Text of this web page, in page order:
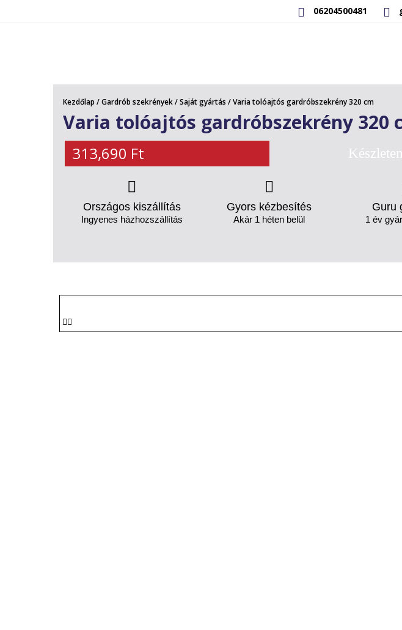
06204500481
Kezdőlap /Gardrób szekrények/Saját gyártás / Varia tolóajtós gardróbszekrény 320 cm
Varia tolóajtós gardróbszekrény 320
313,690 Ft Készleten
Országos kiszállítás
Ingyenes házhozszállítás
Gyors kézbesítés
Akár 1 héten belül
Guru
1 év